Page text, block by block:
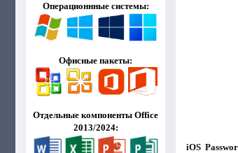
Операционнные системы:
Офисные пакеты:
Отдельные компоненты Office
2013/2024:
iOS